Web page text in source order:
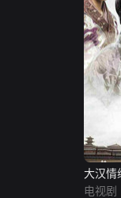
大汉情
电视剧